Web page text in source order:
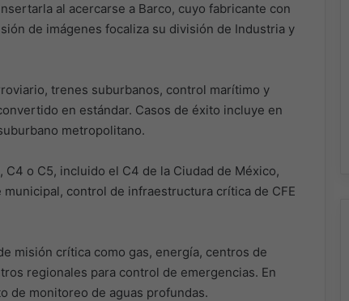
al acercarse a Barco, cuyo fabricante con
de imágenes focaliza su división de Industria y
trenes suburbanos, control marítimo y
en estándar. Casos de éxito incluye en
metropolitano.
o C5, incluido el C4 de la Ciudad de México,
control de infraestructura crítica de CFE
misión crítica como gas, energía, centros de
regionales para control de emergencias. En
de monitoreo de aguas profundas.